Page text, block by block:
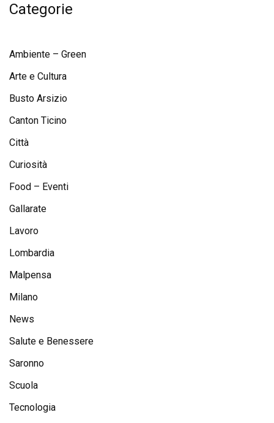
Categorie
Ambiente – Green
Arte e Cultura
Busto Arsizio
Canton Ticino
Città
Curiosità
Food – Eventi
Gallarate
Lavoro
Lombardia
Malpensa
Milano
News
Salute e Benessere
Saronno
Scuola
Tecnologia